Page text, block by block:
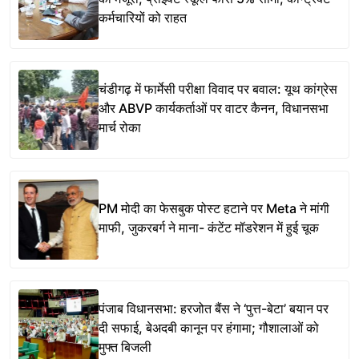
कर्मचारियों को राहत
चंडीगढ़ में फार्मेसी परीक्षा विवाद पर बवाल: यूथ कांग्रेस
और ABVP कार्यकर्ताओं पर वाटर कैनन, विधानसभा
मार्च रोका
PM मोदी का फेसबुक पोस्ट हटाने पर Meta ने मांगी
माफी, जुकरबर्ग ने माना- कंटेंट मॉडरेशन में हुई चूक
पंजाब विधानसभा: हरजोत बैंस ने ‘पुत्त-बेटा’ बयान पर
दी सफाई, बेअदबी कानून पर हंगामा; गौशालाओं को
मुफ्त बिजली